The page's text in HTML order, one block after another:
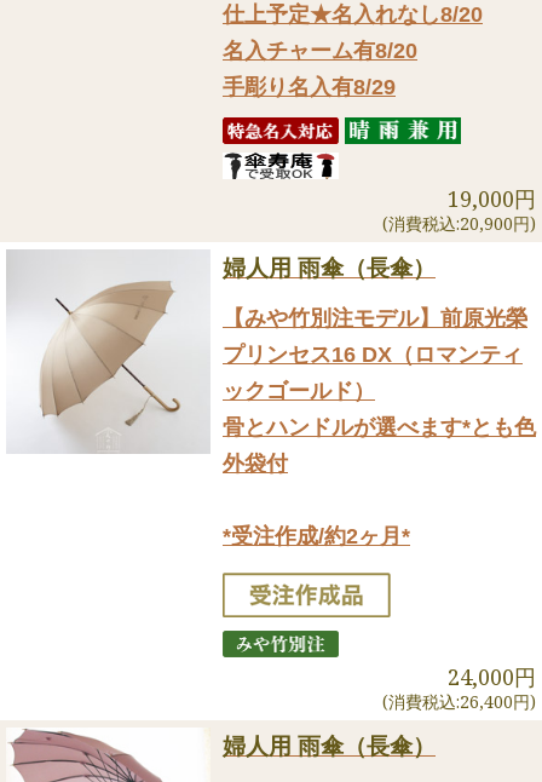
仕上予定★名入れなし8/20
名入チャーム有8/20
手彫り名入有8/29
19,000円
(消費税込:20,900円)
婦人用 雨傘（長傘）
【みや竹別注モデル】前原光榮
プリンセス16 DX（ロマンティ
ックゴールド）
骨とハンドルが選べます*とも色
外袋付
*受注作成/約2ヶ月*
24,000円
(消費税込:26,400円)
婦人用 雨傘（長傘）